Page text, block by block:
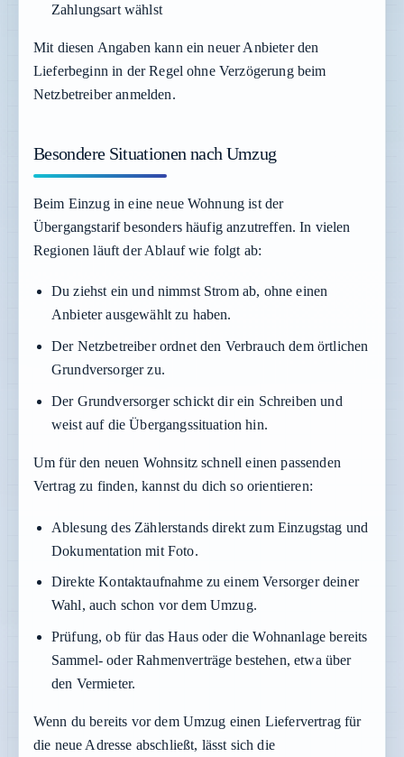
Zahlungsart wählst
Mit diesen Angaben kann ein neuer Anbieter den
Lieferbeginn in der Regel ohne Verzögerung beim
Netzbetreiber anmelden.
Besondere Situationen nach Umzug
Beim Einzug in eine neue Wohnung ist der
Übergangstarif besonders häufig anzutreffen. In vielen
Regionen läuft der Ablauf wie folgt ab:
Du ziehst ein und nimmst Strom ab, ohne einen
Anbieter ausgewählt zu haben.
Der Netzbetreiber ordnet den Verbrauch dem örtlichen
Grundversorger zu.
Der Grundversorger schickt dir ein Schreiben und
weist auf die Übergangssituation hin.
Um für den neuen Wohnsitz schnell einen passenden
Vertrag zu finden, kannst du dich so orientieren:
Ablesung des Zählerstands direkt zum Einzugstag und
Dokumentation mit Foto.
Direkte Kontaktaufnahme zu einem Versorger deiner
Wahl, auch schon vor dem Umzug.
Prüfung, ob für das Haus oder die Wohnanlage bereits
Sammel- oder Rahmenverträge bestehen, etwa über
den Vermieter.
Wenn du bereits vor dem Umzug einen Liefervertrag für
die neue Adresse abschließt, lässt sich die